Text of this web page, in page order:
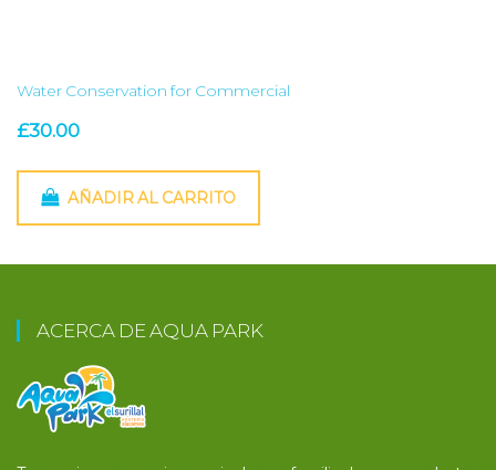
Water Conservation for Commercial
£30.00
AÑADIR AL CARRITO
ACERCA DE AQUA PARK